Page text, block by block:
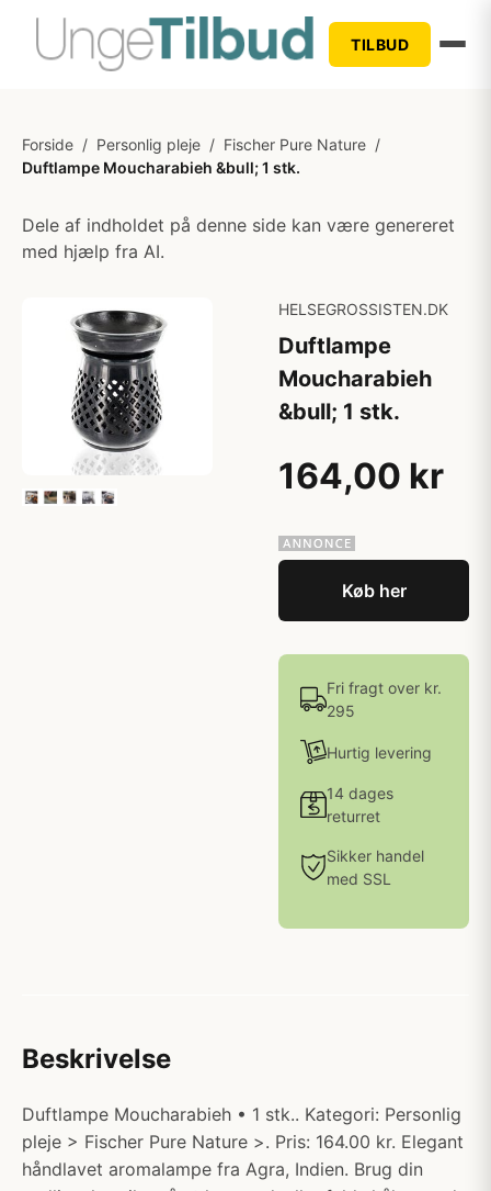
TILBUD
Forside / Personlig pleje / Fischer Pure Nature /
Duftlampe Moucharabieh &bull; 1 stk.
Dele af indholdet på denne side kan være genereret
med hjælp fra AI.
HELSEGROSSISTEN.DK
Duftlampe
Moucharabieh
&bull; 1 stk.
164,00 kr
Køb her
Fri fragt over kr.
295
Hurtig levering
14 dages
returret
Sikker handel
med SSL
Beskrivelse
Duftlampe Moucharabieh • 1 stk.. Kategori: Personlig
pleje > Fischer Pure Nature >. Pris: 164.00 kr. Elegant
håndlavet aromalampe fra Agra, Indien. Brug din